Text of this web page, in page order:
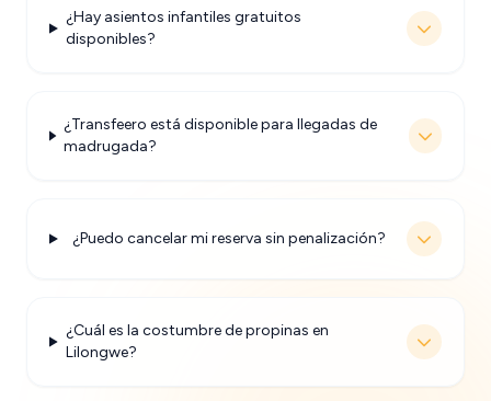
¿Hay asientos infantiles gratuitos
disponibles?
¿Transfeero está disponible para llegadas de
madrugada?
¿Puedo cancelar mi reserva sin penalización?
¿Cuál es la costumbre de propinas en
Lilongwe?